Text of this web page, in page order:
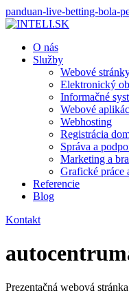
panduan-live-betting-bola-
O nás
Služby
Webové
Elektronický
Informačné
Webové
Webhosting
Registrácia
Správa a
Marketing a
Grafické práce
Referencie
Blog
Kontakt
Prezentačná webová